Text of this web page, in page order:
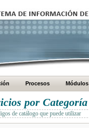
Procesos Módulos
por Categoría
de catálogo que puede utilizar